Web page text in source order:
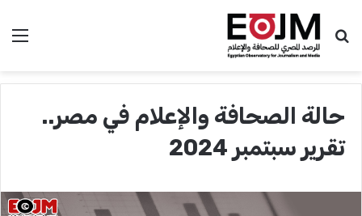
بحث عن
حالة الصحافة والإعلام في مصر..
تقرير سبتمبر 2024